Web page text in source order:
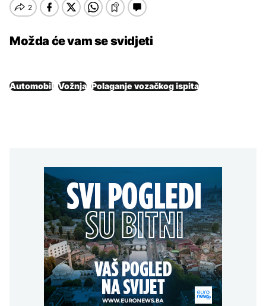
Možda će vam se svidjeti
Automobil Vožnja Polaganje vozačkog ispita